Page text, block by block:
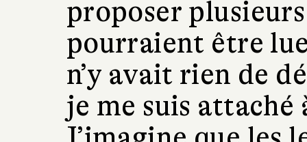
proposer
pourraient être
n’y avait rien de
je me suis attaché